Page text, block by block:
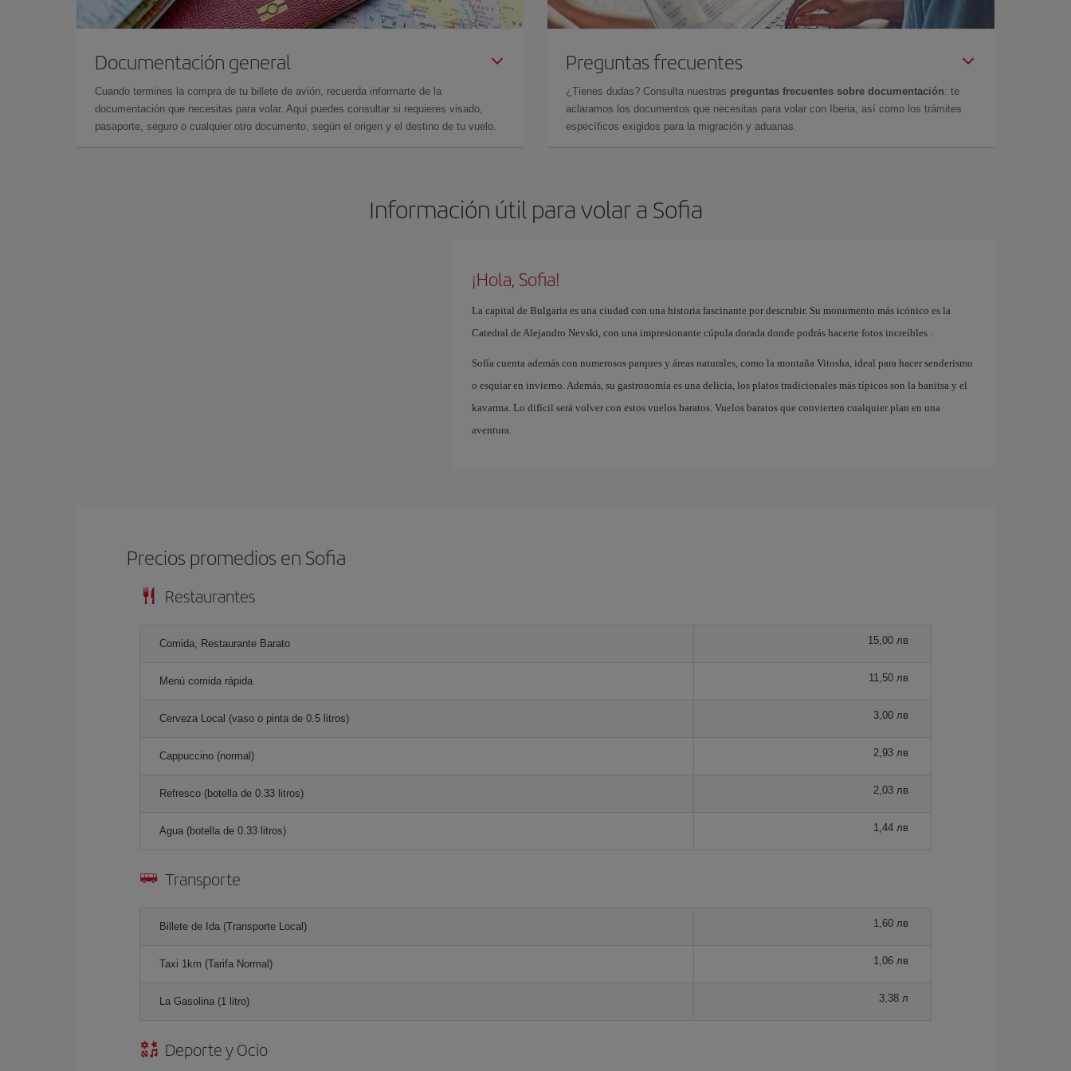
Documentación general
Cuando termines la compra de tu billete de avión, recuerda informarte de la
documentación que necesitas para volar. Aquí puedes consultar si requieres visado,
pasaporte, seguro o cualquier otro documento, según el origen y el destino de tu vuelo.
Preguntas frecuentes
¿Tienes dudas? Consulta nuestras preguntas frecuentes sobre documentación: te
aclaramos los documentos que necesitas para volar con Iberia, así como los trámites
específicos exigidos para la migración y aduanas.
Información útil para volar a Sofia
¡Hola, Sofia!
La capital de Bulgaria es una ciudad con una historia fascinante por descrubir. Su monumento más icónico es la
Catedral de Alejandro Nevski, con una impresionante cúpula dorada donde podrás hacerte fotos increíbles .
Sofía cuenta además con numerosos parques y áreas naturales, como la montaña Vitosha, ideal para hacer senderismo
o esquiar en invierno. Además, su gastronomía es una delicia, los platos tradicionales más típicos son la banitsa y el
kavarma. Lo difícil será volver con estos vuelos baratos. Vuelos baratos que convierten cualquier plan en una
aventura.
Precios promedios en Sofia
Restaurantes
Comida, Restaurante Barato 15,00 лв
Menú comida rápida 11,50 лв
Cerveza Local (vaso o pinta de 0.5 litros) 3,00 лв
Cappuccino (normal) 2,93 лв
Refresco (botella de 0.33 litros) 2,03 лв
Agua (botella de 0.33 litros) 1,44 лв
Transporte
Billete de Ida (Transporte Local) 1,60 лв
Taxi 1km (Tarifa Normal) 1,06 лв
La Gasolina (1 litro) 3,38 л
Deporte y Ocio